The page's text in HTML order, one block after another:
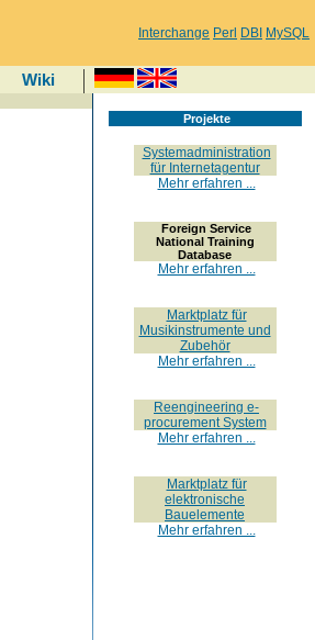
Interchange Perl DBI MySQL
Wiki
Projekte
Systemadministration
für Internetagentur
Mehr erfahren ...
Foreign Service
National Training
Database
Mehr erfahren ...
Marktplatz für
Musikinstrumente und
Zubehör
Mehr erfahren ...
Reengineering e-
procurement System
Mehr erfahren ...
Marktplatz für
elektronische
Bauelemente
Mehr erfahren ...